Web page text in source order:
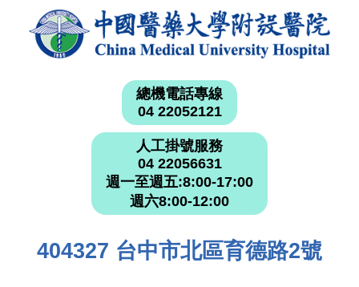
總機電話專線
04 22052121
人工掛號服務
04 22056631
週一至週五:8:00-17:00
週六8:00-12:00
404327 台中市北區育德路2號